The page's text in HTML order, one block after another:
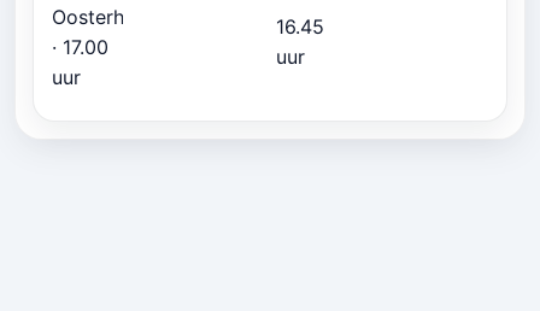
Oosterhout
· 17.00
uur
16.45
uur